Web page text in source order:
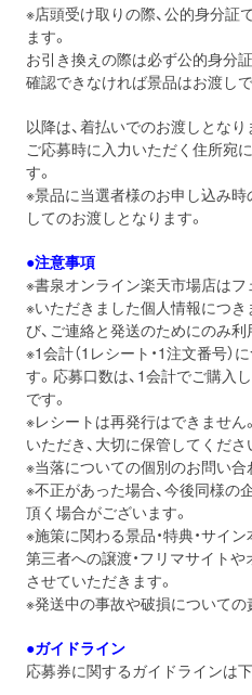
※店頭受け取りの際、公的身分証
ます。
お引き換えの際は必ず公的身分
確認できなければ景品はお渡しで
以降は、着払いでのお渡しとなり
ご応募時に入力いただく住所宛
す。
※景品に当選者様のお申し込み時
してのお渡しとなります。
●注意事項
※書泉オンライン楽天市場店はフ
※いただきました個人情報につき
び、ご連絡と発送のためにのみ利
※1会計（1レシート・1注文番号
す。応募口数は、1会計でご購入
です。
※レシートは再発行はできません
いただき、大切に保管してくださ
※当落についての個別のお問い合
※不正があった場合、今後同様の
頂く場合がございます。
※施策に関わる景品・特典・サイン
第三者への譲渡・フリマサイト
させていただきます。
※発送中の事故や破損についての
●ガイドライン
応募券に関するガイドラインは